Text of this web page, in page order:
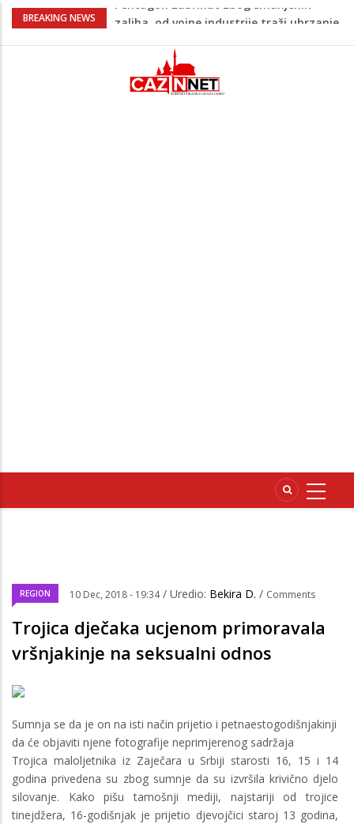
BREAKING NEWS
U FBiH nema jedinstvene evidencije o
godine izrekli 48.000 KM kazni
Temperature danas do 38 stepeni: U
dijelovima BiH moguća kratkotrajna kiša
REGION 10 Dec, 2018 - 19:34 / Uredio: Bekira D. / Comments
Trojica dječaka ucjenom primoravala
vršnjakinje na seksualni odnos
Sumnja se da je on na isti način prijetio i petnaestogodišnjakinji
da će objaviti njene fotografije neprimjerenog sadržaja
Trojica maloljetnika iz Zaječara u Srbiji starosti 16, 15 i 14
godina privedena su zbog sumnje da su izvršila krivično djelo
silovanje. Kako pišu tamošnji mediji, najstariji od trojice
tinejdžera, 16-godišnjak je prijetio djevojčici staroj 13 godina,